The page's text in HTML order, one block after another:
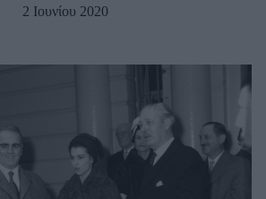
2 Ιουνίου 2020